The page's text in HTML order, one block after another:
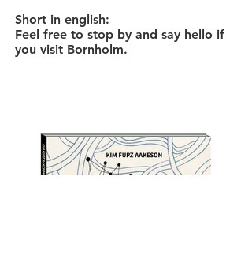
Short in english:
Feel free to stop by and say hello if
you visit Bornholm.